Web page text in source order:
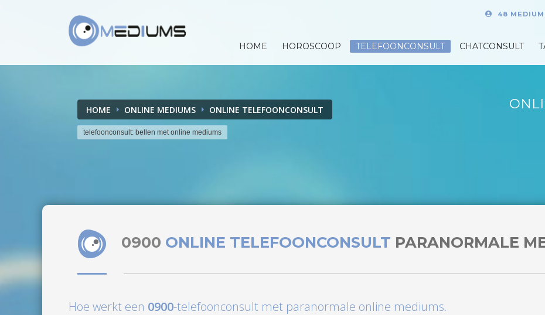
48
HOME HOROSCOOP TELEFOONCONSULT CHATCONSULT
HOME ONLINE MEDIUMS ONLINE TELEFOONCONSULT
telefoonconsult: bellen met online mediums
0900 ONLINE TELEFOONCONSULT PARANORMALE
Hoe werkt een 0900-telefoonconsult met paranormale online mediums.